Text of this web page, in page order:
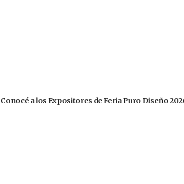
Conocé a los Expositores de Feria Puro Diseño